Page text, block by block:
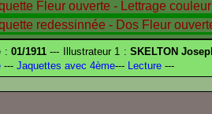
: 01/1911 --- Illustrateur 1 : SKELTON
--- Jaquettes avec 4ème--- Lecture ---